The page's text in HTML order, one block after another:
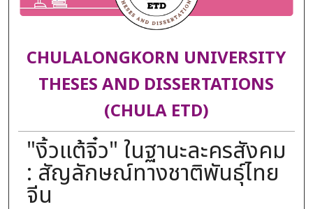
CHULALONGKORN UNIVERSITY
THESES AND DISSERTATIONS
(CHULA ETD)
"งิ้วแต้จิ๋ว" ในฐานะละครสังคม
: สัญลักษณ์ทางชาติพันธุ์ไทย
จีน